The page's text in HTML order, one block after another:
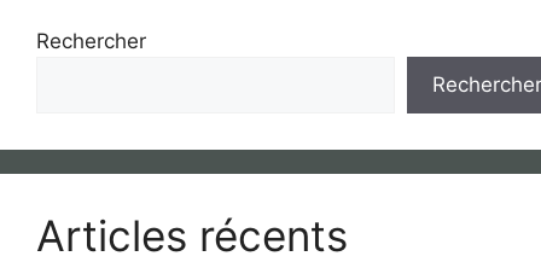
Rechercher
Rechercher
Articles récents